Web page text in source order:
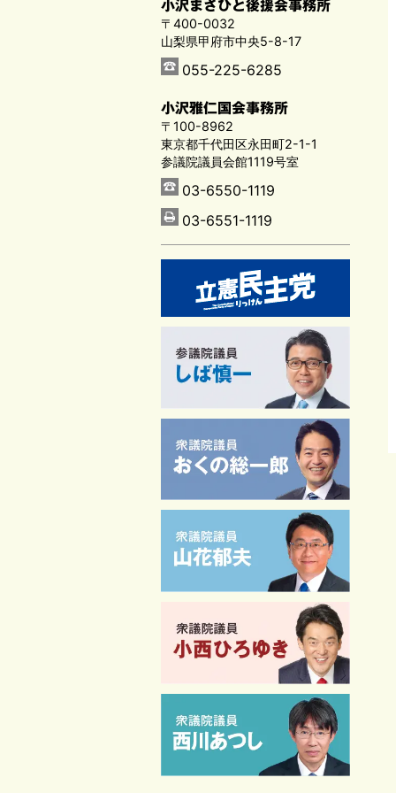
小沢まさひと後援会事務所
〒400-0032
山梨県甲府市中央5-8-17
055-225-6285
小沢雅仁国会事務所
〒100-8962
東京都千代田区永田町2-1-1
参議院議員会館1119号室
03-6550-1119
03-6551-1119